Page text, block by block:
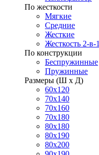
По жесткости
Мягкие
Средние
Жесткие
Жесткость 2-в-1
По конструкции
Беспружинные
Пружинные
Размеры (Ш х Д)
60х120
70х140
70х160
70х180
80х180
80х190
80х200